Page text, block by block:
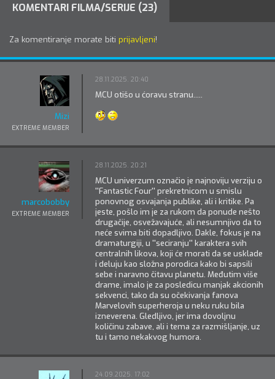
KOMENTARI FILMA/SERIJE (23)
Za komentiranje morate biti prijavljeni!
Mizi
EXTREME MEMBER
28.11.2025. 20:40
MCU otišo u ćoravu stranu.....
marcobobby
EXTREME MEMBER
28.11.2025. 20:21
MCU univerzum označio je najnoviju verziju o
''Fantastic Four'' prekretnicom u smislu
ponovnog osvajanja publike, ali i kritike. Pa
jeste, pošlo im je za rukom da ponude nešto
drugačije, osvežavajuće, ali nesumnjivo da to
neće svima biti dopadljivo. Dakle, fokus je na
dramaturgiji, u ''seciranju'' karaktera svih
centralnih likova, koji će morati da se usklade
i deluju kao složna porodica kako bi sapsili
sebe i naravno čitavu planetu. Međutim više
drame, imalo je za posledicu manjak akcionih
sekvenci, tako da su očekivanja fanova
Marvelovih superheroja u neku ruku bila
izneverena. Gledljivo, jer ima dovoljnu
količinu zabave, ali i tema za razmišljanje, uz
tu i tamo nekakvog humora.
24.09.2025. 17:02